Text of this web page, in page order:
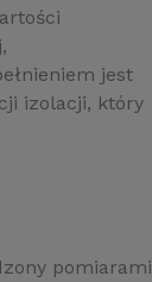
jest
izolacji, który
pomiarami